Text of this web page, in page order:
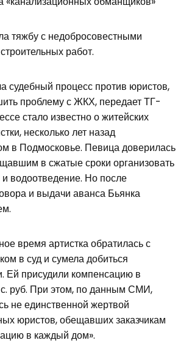
тяжбу с недобросовестными
работ.
судебный процесс против юристов,
проблему с ЖКХ, передает ТГ-
стало известно о житейских
несколько лет назад
в Подмосковье. Певица доверилась
в сжатые сроки организовать
водоотведение. Но после
и выдачи аванса Бьянка
время артистка обратилась с
в суд и сумела добиться
Ей присудили компенсацию в
руб. При этом, по данным СМИ,
не единственной жертвой
юристов, обещавших заказчикам
в каждый дом».